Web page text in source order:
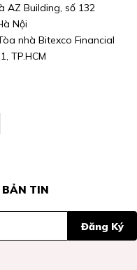
AZ Building, số 132
Nội
nhà Bitexco Financial
TP.HCM
TIN
Đăng Ký